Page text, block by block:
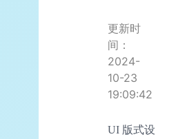
更新时
间：
2024-
10-23
19:09:42
UI 版式设